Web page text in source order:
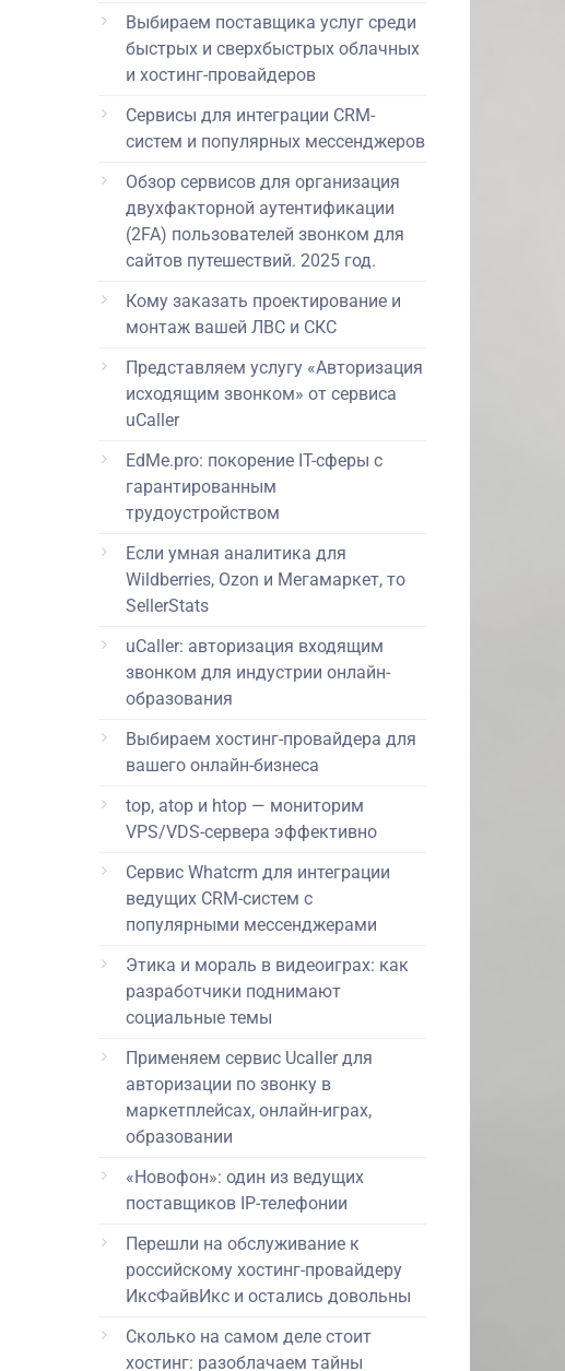
Выбираем поставщика услуг среди
быстрых и сверхбыстрых облачных
и хостинг-провайдеров
Сервисы для интеграции CRM-
систем и популярных мессенджеров
Обзор сервисов для организация
двухфакторной аутентификации
(2FA) пользователей звонком для
сайтов путешествий. 2025 год.
Кому заказать проектирование и
монтаж вашей ЛВС и СКС
Представляем услугу «Авторизация
исходящим звонком» от сервиса
uCaller
EdMe.pro: покорение IT-сферы с
гарантированным
трудоустройством
Если умная аналитика для
Wildberries, Ozon и Мегамаркет, то
SellerStats
uCaller: авторизация входящим
звонком для индустрии онлайн-
образования
Выбираем хостинг-провайдера для
вашего онлайн-бизнеса
top, atop и htop — мониторим
VPS/VDS-сервера эффективно
Сервис Whatcrm для интеграции
ведущих CRM-систем с
популярными мессенджерами
Этика и мораль в видеоиграх: как
разработчики поднимают
социальные темы
Применяем сервис Ucaller для
авторизации по звонку в
маркетплейсах, онлайн-играх,
образовании
«Новофон»: один из ведущих
поставщиков IP-телефонии
Перешли на обслуживание к
российскому хостинг-провайдеру
ИксФайвИкс и остались довольны
Сколько на самом деле стоит
хостинг: разоблачаем тайны